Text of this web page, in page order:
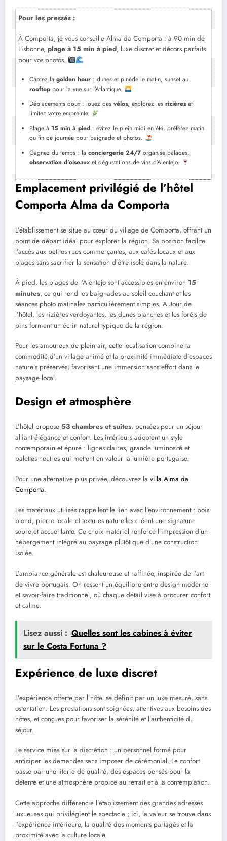
Pour les pressés :
À Comporta, je vous conseille Alma da Comporta : à 90 min de
Lisbonne, plage à 15 min à pied, luxe discret et décors parfaits
pour vos photos.
Captez la golden hour : dunes et pinède le matin, sunset au
rooftop pour la vue sur l’Atlantique.
Déplacements doux : louez des vélos, explorez les rizièreset
limitez votre empreinte.
Plage à 15 min à pied : évitez le plein midi en été, préférez matin
ou fin de journée pour baignade et photos.
Gagnez du temps : la conciergerie 24/7 organise balades,
observation d’oiseaux et dégustations de vins d’Alentejo.
Emplacement privilégié de l’hôtel
Comporta Alma da Comporta
L’établissement se situe au cœur du village de Comporta, offrant un
point de départ idéal pour explorer la région. Sa position facilite
l’accès aux petites rues commerçantes, aux cafés locaux et aux
plages sans sacrifier la sensation d’être isolé dans la nature.
À pied, les plages de l’Alentejo sont accessibles en environ 15
minutes, ce qui rend les baignades au soleil couchant et les
séances photo matinales particulièrement simples. Autour de
l’hôtel, les rizières verdoyantes, les dunes blanches et les forêts de
pins forment un écrin naturel typique de la région.
Pour les amoureux de plein air, cette localisation combine la
commodité d’un village animé et la proximité immédiate d’espaces
naturels préservés, favorisant une immersion sans effort dans le
paysage local.
Design et atmosphère
L’hôtel propose 53 chambres et suites, pensées pour un séjour
alliant élégance et confort. Les intérieurs adoptent un style
contemporain et épuré : lignes claires, grande luminosité et
palettes neutres qui mettent en valeur la lumière portugaise.
Pour une alternative plus privée, découvrez la villa Alma da
Comporta.
Les matériaux utilisés rappellent le lien avec l’environnement : bois
blond, pierre locale et textures naturelles créent une signature
sobre et accueillante. Ce choix matériel renforce l’impression d’un
hébergement intégré au paysage plutôt que d’une construction
isolée.
L’ambiance générale est chaleureuse et raffinée, inspirée de l’art
de vivre portugais. On ressent un équilibre entre design moderne
et savoir-faire traditionnel, où chaque détail vise à procurer confort
et calme.
Lisez aussi : Quelles sont les cabines à éviter
sur le Costa Fortuna ?
Expérience de luxe discret
L’expérience offerte par l’hôtel se définit par un luxe mesuré, sans
ostentation. Les prestations sont soignées, attentives aux besoins des
hôtes, et conçues pour favoriser la sérénité et l’authenticité du
séjour.
Le service mise sur la discrétion : un personnel formé pour
anticiper les demandes sans imposer de cérémonial. Le confort
passe par une literie de qualité, des espaces pensés pour la
détente et une atmosphère propice au retrait et à la contemplation.
Cette approche différencie l’établissement des grandes adresses
luxueuses qui privilégient le spectacle ; ici, la valeur se trouve dans
l’expérience intérieure, la qualité des moments partagés et la
proximité avec la culture locale.